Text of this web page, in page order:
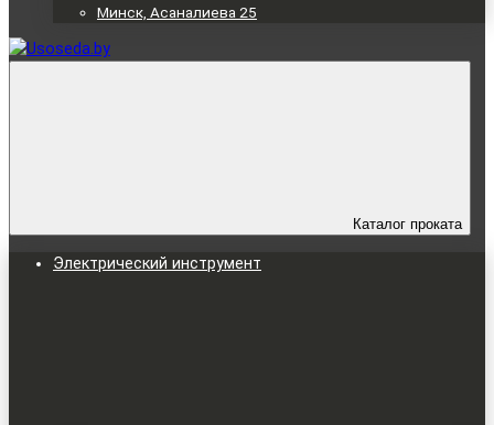
Минск, Асаналиева 25
Каталог проката
Электрический инструмент